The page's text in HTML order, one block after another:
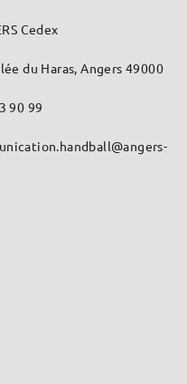
Cedex
du Haras, Angers 49000
90 99